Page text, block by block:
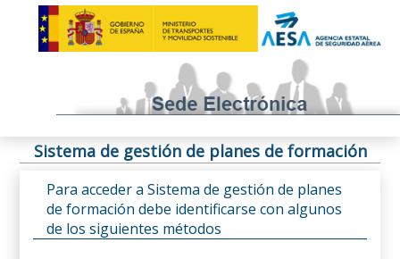
Sistema de gestión de planes de formación
Para acceder a Sistema de gestión de planes
de formación debe identificarse con algunos
de los siguientes métodos